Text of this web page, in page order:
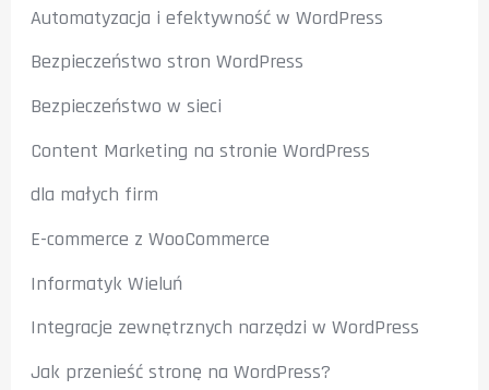
Automatyzacja i efektywność w WordPress
Bezpieczeństwo stron WordPress
Bezpieczeństwo w sieci
Content Marketing na stronie WordPress
dla małych firm
E-commerce z WooCommerce
Informatyk Wieluń
Integracje zewnętrznych narzędzi w WordPress
Jak przenieść stronę na WordPress?